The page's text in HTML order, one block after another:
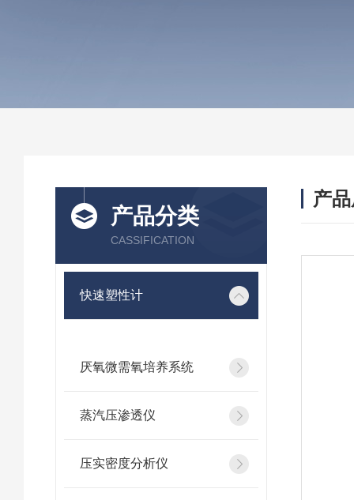
产品分类
CASSIFICATION
快速塑性计
厌氧微需氧培养系统
蒸汽压渗透仪
压实密度分析仪
产